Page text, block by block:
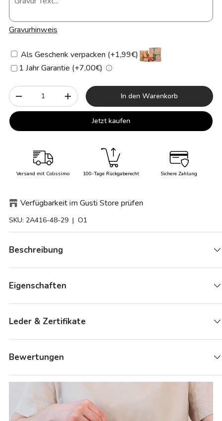
Gravurhinweis
Als Geschenk verpacken (+1,99€)
1 Jahr Garantie (+7,00€)
Anzahl
-
+ In den Warenkorb
Jetzt kaufen
Versand mit Colissimo 100-Tage Rückgaberecht Sichere Zahlung
Verfügbarkeit im Gusti Store prüfen
SKU: 2A416-48-29 | O1
Beschreibung
Eigenschaften
Leder & Zertifikate
Bewertungen